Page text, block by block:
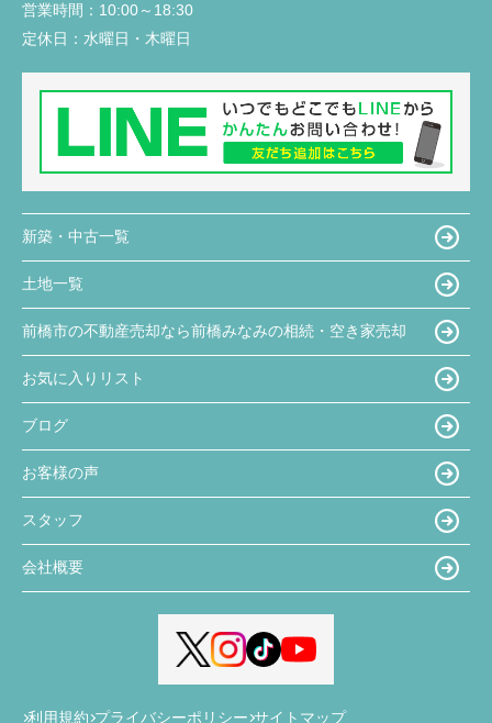
営業時間： 10:00～18:30
定休日： 水曜日・木曜日
新築・中古一覧
土地一覧
前橋市の不動産売却なら前橋みなみの相続・空き家売却
お気に入りリスト
ブログ
お客様の声
スタッフ
会社概要
利用規約 プライバシーポリシー サイトマップ